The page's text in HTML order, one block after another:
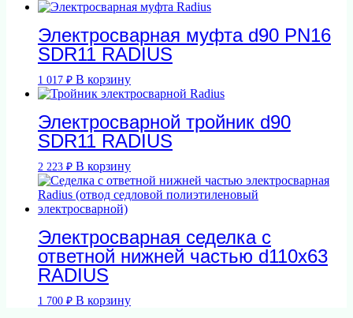
Электросварная муфта d90 PN16
SDR11 RADIUS
1 017 ₽ В корзину
Электросварной тройник d90
SDR11 RADIUS
2 223 ₽ В корзину
Электросварная седелка с
ответной нижней частью d110х63
RADIUS
1 700 ₽ В корзину